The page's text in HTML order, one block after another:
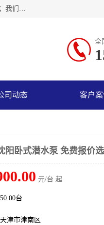
天津奥特泵业有限公司主要从事：不锈钢潜水泵、大流量潜水泵、高扬程潜水泵、矿用潜水泵、耐高温潜水泵、潜油电泵；我们以开发研制生产各种用途的水泵为主，历经十多年艰苦创业，已成为总资产达伍仟多万元，占地面积1万多平方米，年生产能力几百万（台）套，形成集设计研发、制造安装、技术服务于一体的现代规模型企业。
全
司动态 客户案
阳卧式潜水泵 免费报价
元/台 起
50.00台
天津市津南区